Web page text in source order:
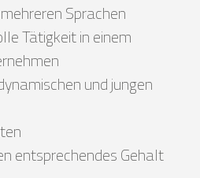
Sprachen
Tätigkeit in einem
und jungen
entsprechendes Gehalt